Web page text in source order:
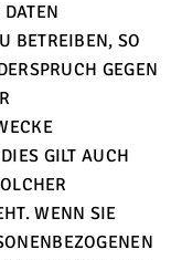
BETREIBEN, SO
GEGEN
GILT AUCH
WENN SIE